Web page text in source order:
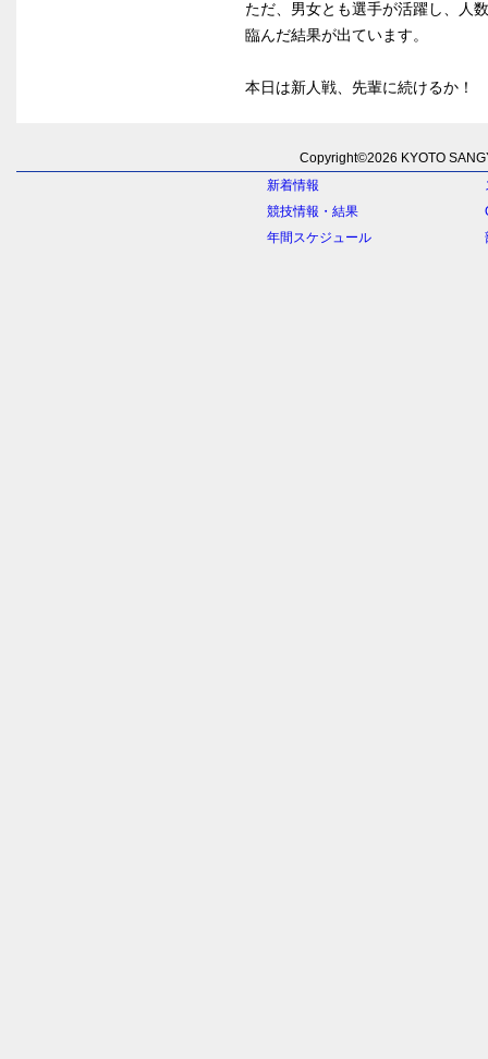
ただ、男女とも選手が活躍し、人
臨んだ結果が出ています。
本日は新人戦、先輩に続けるか！
Copyright©2026 KYOTO
新着情報
競技情報・結果
年間スケジュール